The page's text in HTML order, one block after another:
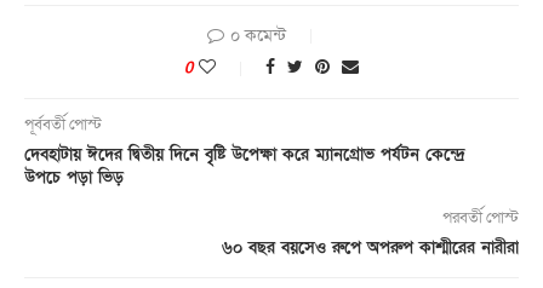
০ কমেন্ট
0
পূর্ববর্তী পোস্ট
দেবহাটায় ঈদের দ্বিতীয় দিনে বৃৃষ্টি উপেক্ষা করে ম্যানগ্রোভ পর্যটন কেন্দ্রে
উপচে পড়া ভিড়
পরবর্তী পোস্ট
৬০ বছর বয়সেও রুপে অপরুপ কাশ্মীরের নারীরা